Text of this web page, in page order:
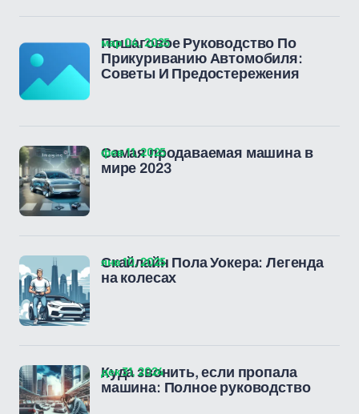
Пошаговое Руководство По
Прикуриванию Автомобиля:
Советы И Предостережения
мар 04, 2025
Самая продаваемая машина в
мире 2023
фев 11, 2025
Скайлайн Пола Уокера: Легенда
на колесах
янв 10, 2025
Куда звонить, если пропала
машина: Полное руководство
дек 31, 2024